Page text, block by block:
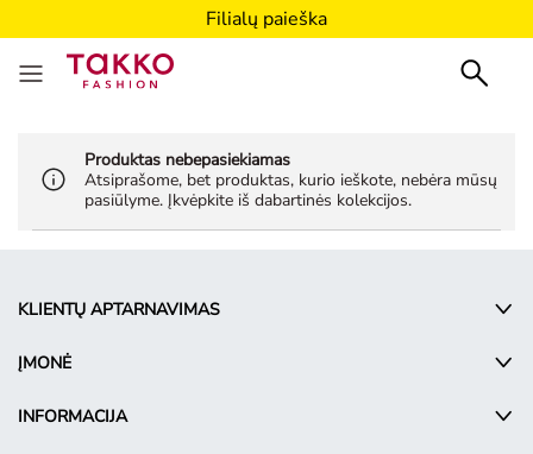
Filialų paieška
Produktas nebepasiekiamas
Atsiprašome, bet produktas, kurio ieškote, nebėra mūsų
pasiūlyme. Įkvėpkite iš dabartinės kolekcijos.
KLIENTŲ APTARNAVIMAS
ĮMONĖ
INFORMACIJA